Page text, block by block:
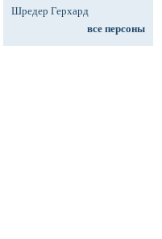
Шредер Герхард
все персоны